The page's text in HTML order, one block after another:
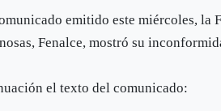
emitido este miércoles, la
Fenalce, mostró su
el texto del comunicado: